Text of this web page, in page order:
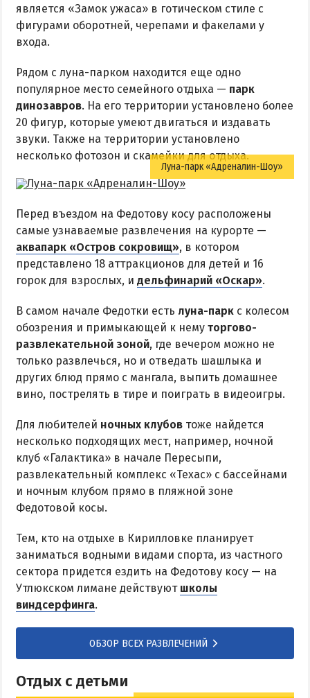
является «Замок ужаса» в готическом стиле с
фигурами оборотней, черепами и факелами у
входа.
Рядом с луна-парком находится еще одно
популярное место семейного отдыха — парк
динозавров. На его территории установлено более
20 фигур, которые умеют двигаться и издавать
звуки. Также на территории установлено
несколько фотозон и скамейки для отдыха.
Луна-парк «Адреналин-Шоу»
Перед въездом на Федотову косу расположены
самые узнаваемые развлечения на курорте —
аквапарк «Остров сокровищ», в котором
представлено 18 аттракционов для детей и 16
горок для взрослых, и дельфинарий «Оскар».
В самом начале Федотки есть луна-парк с колесом
обозрения и примыкающей к нему торгово-
развлекательной зоной, где вечером можно не
только развлечься, но и отведать шашлыка и
других блюд прямо с мангала, выпить домашнее
вино, пострелять в тире и поиграть в видеоигры.
Для любителей ночных клубов тоже найдется
несколько подходящих мест, например, ночной
клуб «Галактика» в начале Пересыпи,
развлекательный комплекс «Техас» с бассейнами
и ночным клубом прямо в пляжной зоне
Федотовой косы.
Тем, кто на отдыхе в Кирилловке планирует
заниматься водными видами спорта, из частного
сектора придется ездить на Федотову косу — на
Утлюкском лимане действуют школы
виндсерфинга.
ОБЗОР ВСЕХ РАЗВЛЕЧЕНИЙ
Отдых с детьми